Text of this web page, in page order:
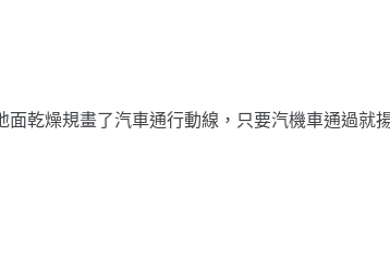
乾燥規畫了汽車通行動線，只要汽機車通過就